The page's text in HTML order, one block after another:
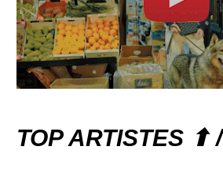
TOP ARTISTES ⬆ /